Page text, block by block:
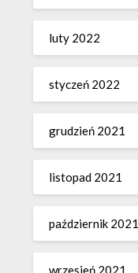
luty 2022
styczeń 2022
grudzień 2021
listopad 2021
październik 2021
wrzesień 2021